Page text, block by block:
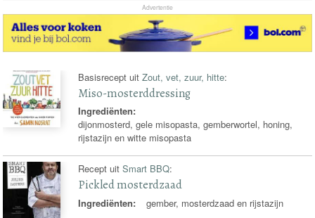
Advertentie
Basisrecept uitZout, vet, zuur, hitte:
Miso-mosterddressing
Ingrediënten:
dijonmosterd, gele misopasta, gemberwortel, honing,
rijstazijn en witte misopasta
Recept uitSmart BBQ:
Pickled mosterdzaad
Ingrediënten: gember, mosterdzaad en rijstazijn